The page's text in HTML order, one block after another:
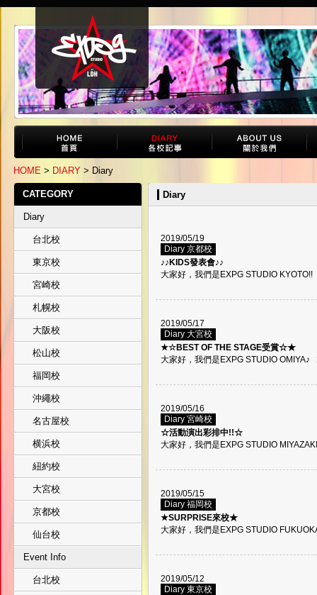
HOME > DIARY > Diary
CATEGORY
Diary
台北校
東京校
宮崎校
札幌校
大阪校
松山校
福岡校
沖繩校
名古屋校
横浜校
紐約校
大宮校
京都校
仙台校
Event Info
台北校
Diary
2019/05/19
Diary 京都校
♪♪KIDS發表會♪♪
大家好，我們是EXPG STUDIO
2019/05/17
Diary 大宮校
★☆BEST OF THE STAGE受賞☆★
大家好，我們是EXPG STUDIO OMIYA♪
2019/05/16
Diary 宮崎校
☆活動演出彩排中!!☆
大家好，我們是EXPG STUDIO
2019/05/15
Diary 福岡校
★SURPRISE來校★
大家好，我們是EXPG STUDIO
2019/05/12
Diary 東京校